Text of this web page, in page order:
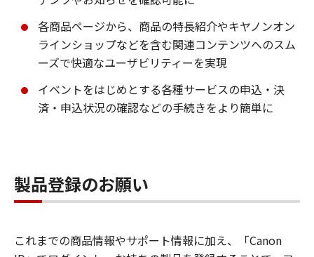
各商品ページから、商品の特長紹介やキヤノンオン
ラインショップなどを含む関連コンテンツへのスム
ーズで快適なユーザビリティーを実現
イベントをはじめとする各種サービスの申込・決
済・申込状況の確認などの手続きをより簡単に
製品登録のお願い
これまでの商品情報やサポート情報に加え、「Canon